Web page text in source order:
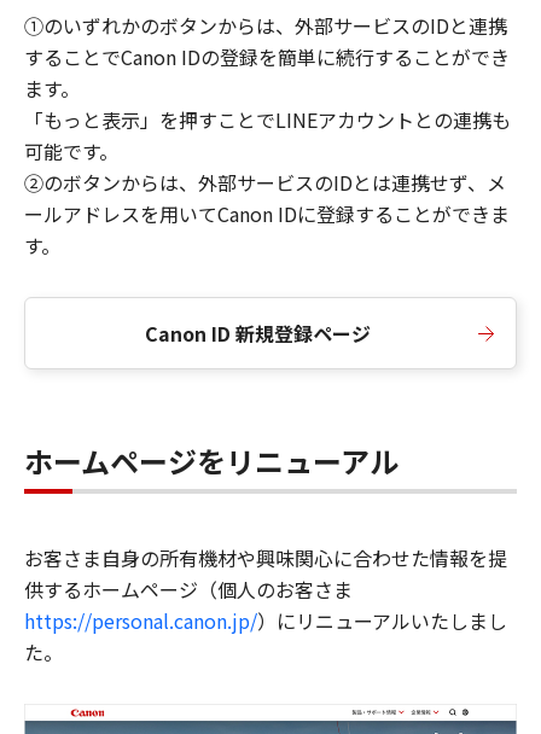
①のいずれかのボタンからは、外部サービスのIDと連携
することでCanon IDの登録を簡単に続行することができ
ます。
「もっと表示」を押すことでLINEアカウントとの連携も
可能です。
②のボタンからは、外部サービスのIDとは連携せず、メ
ールアドレスを用いてCanon IDに登録することができま
す。
Canon ID 新規登録ページ
ホームページをリニューアル
お客さま自身の所有機材や興味関心に合わせた情報を提
供するホームページ（個人のお客さま
https://personal.canon.jp/）にリニューアルいたしまし
た。